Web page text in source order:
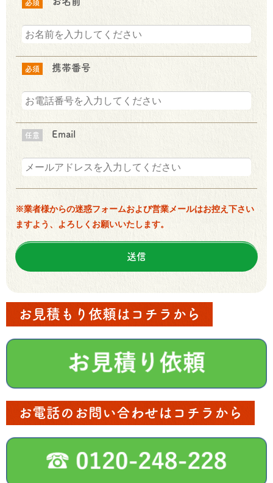
必須
必須 携帯番号
任意 Email
※業者様からの迷惑フォームおよび営業メールはお控え下さい
ますよう、よろしくお願いいたします。
お見積もり依頼はコチラから
お電話のお問い合わせはコチラから